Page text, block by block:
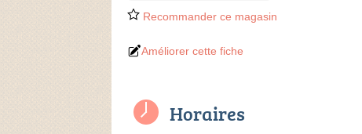
Recommander ce magasin
Améliorer cette fiche
Horaires